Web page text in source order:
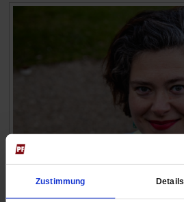
Zustimmung Details
Nora Gomringer